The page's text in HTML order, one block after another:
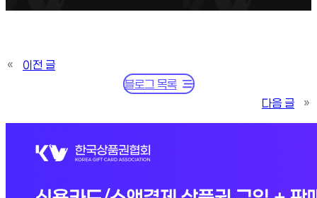
«
이전 글
블로그 목록
다음 글
»